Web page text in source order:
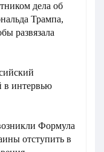
дела об
Трампа,
развязала
в интервью
Формула
отступить в